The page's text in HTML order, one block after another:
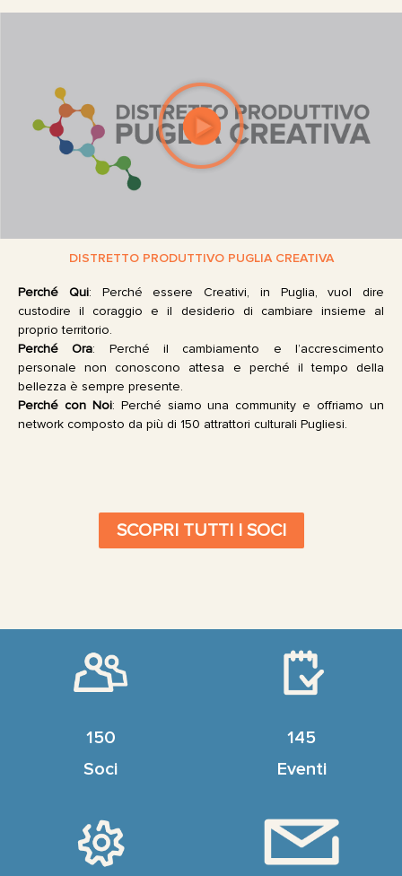
DISTRETTO PRODUTTIVO PUGLIA CREATIVA
Perché Qui: Perché essere Creativi, in Puglia, vuol dire
custodire il coraggio e il desiderio di cambiare insieme al
proprio territorio.
Perché Ora: Perché il cambiamento e l’accrescimento
personale non conoscono attesa e perché il tempo della
bellezza è sempre presente.
Perché con Noi: Perché siamo una community e offriamo un
network composto da più di 150 attrattori culturali Pugliesi.
SCOPRI TUTTI I SOCI
150
Soci
145
Eventi